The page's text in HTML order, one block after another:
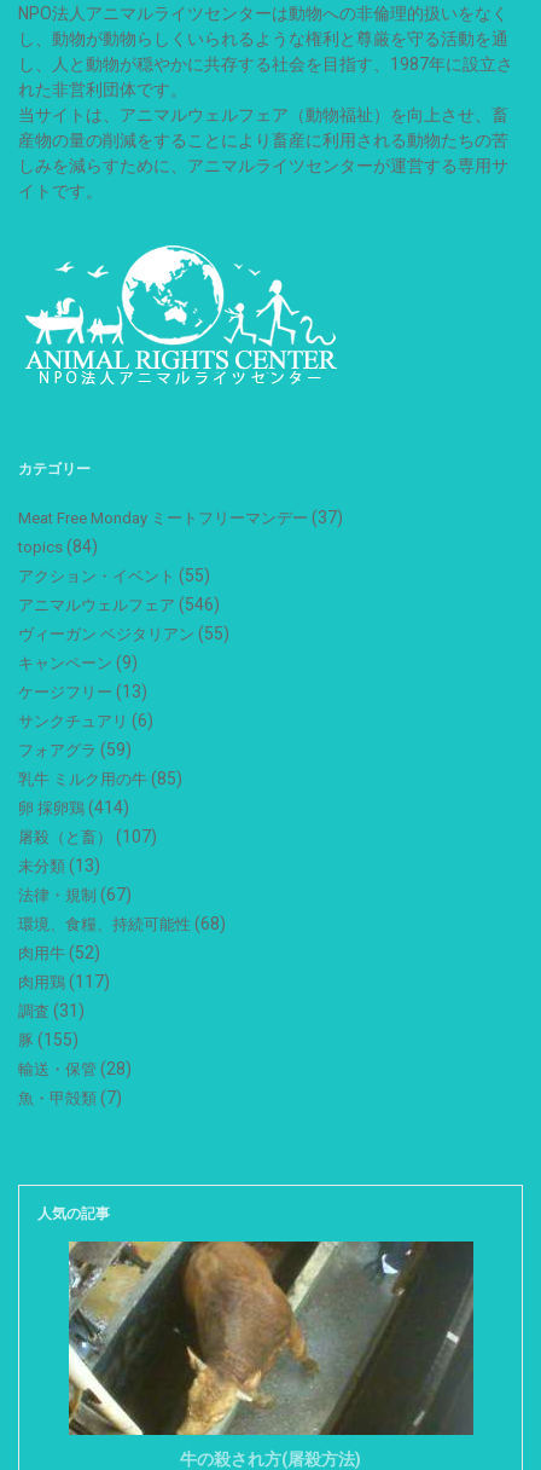
NPO法人アニマルライツセンターは動物への非倫理的扱いをなく
し、動物が動物らしくいられるような権利と尊厳を守る活動を通
し、人と動物が穏やかに共存する社会を目指す、1987年に設立さ
れた非営利団体です。
当サイトは、アニマルウェルフェア（動物福祉）を向上させ、畜
産物の量の削減をすることにより畜産に利用される動物たちの苦
しみを減らすために、アニマルライツセンターが運営する専用サ
イトです。
カテゴリー
Meat Free Monday ミートフリーマンデー (37)
topics (84)
アクション・イベント (55)
アニマルウェルフェア (546)
ヴィーガン ベジタリアン (55)
キャンペーン (9)
ケージフリー (13)
サンクチュアリ (6)
フォアグラ (59)
乳牛 ミルク用の牛 (85)
卵 採卵鶏 (414)
屠殺（と畜） (107)
未分類 (13)
法律・規制 (67)
環境、食糧、持続可能性 (68)
肉用牛 (52)
肉用鶏 (117)
調査 (31)
豚 (155)
輸送・保管 (28)
魚・甲殻類 (7)
人気の記事
牛の殺され方(屠殺方法)